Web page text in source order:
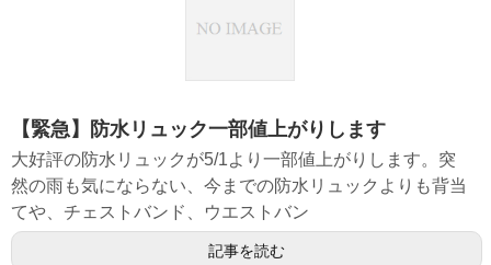
【緊急】防水リュック一部値上がりします
大好評の防水リュックが5/1より一部値上がりします。突
然の雨も気にならない、今までの防水リュックよりも背当
てや、チェストバンド、ウエストバン
記事を読む